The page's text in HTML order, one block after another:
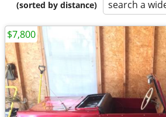
(sorted by distance)
search a
$7,800